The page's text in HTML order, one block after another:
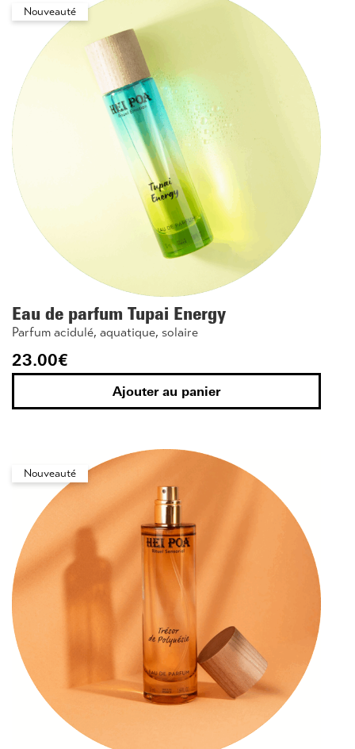
Nouveauté
Eau de parfum Tupai Energy
Parfum acidulé, aquatique, solaire
23.00€
Ajouter au panier
Nouveauté